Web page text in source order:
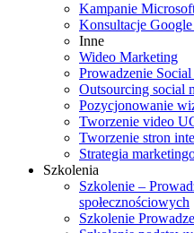
Kampanie
Konsultacje
Inne
Wideo Marketing
Prowadzenie
Outsourcing social
Pozycjonowanie
Tworzenie video
Tworzenie stron
Strategia
Szkolenia
Szkolenie –
społecznościowych
Szkolenie